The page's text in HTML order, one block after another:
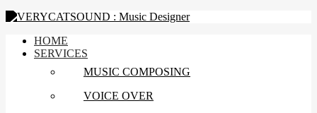
HOME
SERVICES
MUSIC COMPOSING
VOICE OVER